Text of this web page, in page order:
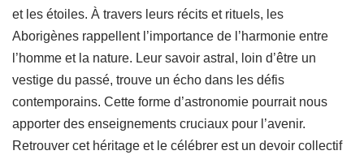
et les étoiles. À travers leurs récits et rituels, les
Aborigènes rappellent l’importance de l’harmonie entre
l’homme et la nature. Leur savoir astral, loin d’être un
vestige du passé, trouve un écho dans les défis
contemporains. Cette forme d’astronomie pourrait nous
apporter des enseignements cruciaux pour l’avenir.
Retrouver cet héritage et le célébrer est un devoir collectif